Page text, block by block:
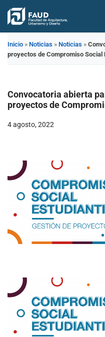
Saltar
contenido
Inicio » Noticias » Noticias »
proyectos de Compromiso Social
Convocatoria abierta
proyectos de
4 agosto, 2022